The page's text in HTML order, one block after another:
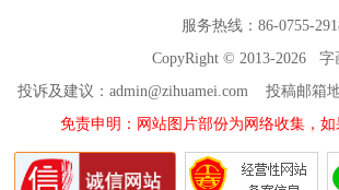
服务热线：86-0755-
CopyRight © 2013-2026 字
投诉及建议：admin@zihuamei.com 投稿邮
免责申明：网站图片部份为网络收集，